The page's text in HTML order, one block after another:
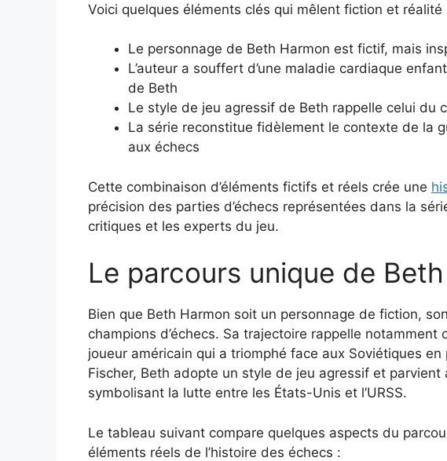
Voici quelques éléments clés qui mêlent fiction et réalité
Le personnage de Beth Harmon est fictif, mais
L’auteur a souffert d’une maladie cardiaque
de Beth
Le style de jeu agressif de Beth rappelle celui du
La série reconstitue fidèlement le contexte de la
aux échecs
Cette combinaison d’éléments fictifs et réels crée une
précision des parties d’échecs représentées dans la
critiques et les experts du jeu.
Le parcours unique de
Bien que Beth Harmon soit un personnage de fiction,
champions d’échecs. Sa trajectoire rappelle notamment
joueur américain qui a triomphé face aux Soviétiques
Fischer, Beth adopte un style de jeu agressif et parvient
symbolisant la lutte entre les États-Unis et l’URSS.
Le tableau suivant compare quelques aspects du
éléments réels de l’histoire des échecs :